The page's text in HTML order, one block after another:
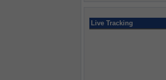
Live Tracking